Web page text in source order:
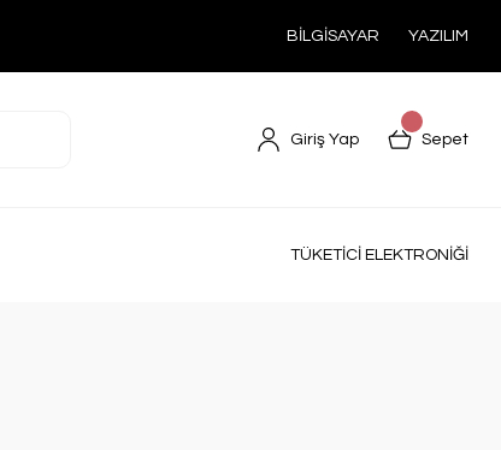
BİLGİSAYAR YAZILIM
Giriş Yap Sepet
TÜKETİCİ ELEKTRONİĞİ